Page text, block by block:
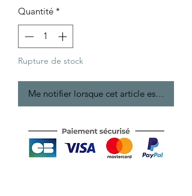
Quantité *
Rupture de stock
Me notifier lorsque cet article est